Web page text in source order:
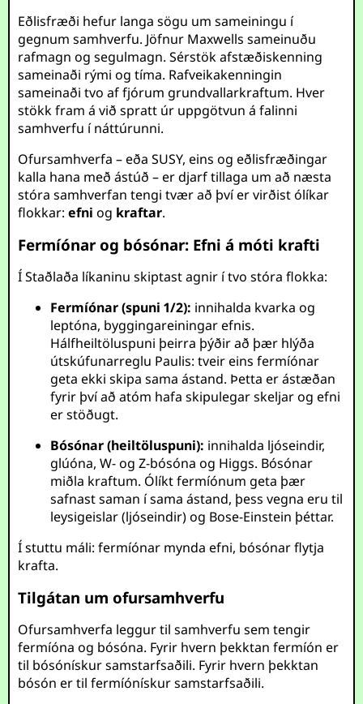
Eðlisfræði hefur langa sögu um sameiningu í
gegnum samhverfu. Jöfnur Maxwells sameinuðu
rafmagn og segulmagn. Sérstök afstæðiskenning
sameinaði rými og tíma. Rafveikakenningin
sameinaði tvo af fjórum grundvallarkraftum. Hver
stökk fram á við spratt úr uppgötvun á falinni
samhverfu í náttúrunni.
Ofursamhverfa – eða SUSY, eins og eðlisfræðingar
kalla hana með ástúð – er djarf tillaga um að næsta
stóra samhverfan tengi tvær að því er virðist ólíkar
flokkar:efni og kraftar.
Fermíónar og bósónar: Efni á móti krafti
Í Staðlaða líkaninu skiptast agnir í tvo stóra flokka:
Fermíónar (spuni 1/2): innihalda kvarka og
leptóna, byggingareiningar efnis.
Hálfheiltöluspuni þeirra þýðir að þær hlýða
útskúfunarreglu Paulis: tveir eins fermíónar
geta ekki skipa sama ástand. Þetta er ástæðan
fyrir því að atóm hafa skipulegar skeljar og efni
er stöðugt.
Bósónar (heiltöluspuni): innihalda ljóseindir,
glúóna, W- og Z-bósóna og Higgs. Bósónar
miðla kraftum. Ólíkt fermíónum geta þær
safnast saman í sama ástand, þess vegna eru til
leysigeislar (ljóseindir) og Bose-Einstein þéttar.
Í stuttu máli: fermíónar mynda efni, bósónar flytja
krafta.
Tilgátan um ofursamhverfu
Ofursamhverfa leggur til samhverfu sem tengir
fermíóna og bósóna. Fyrir hvern þekktan fermíón er
til bósónískur samstarfsaðili. Fyrir hvern þekktan
bósón er til fermíónískur samstarfsaðili.